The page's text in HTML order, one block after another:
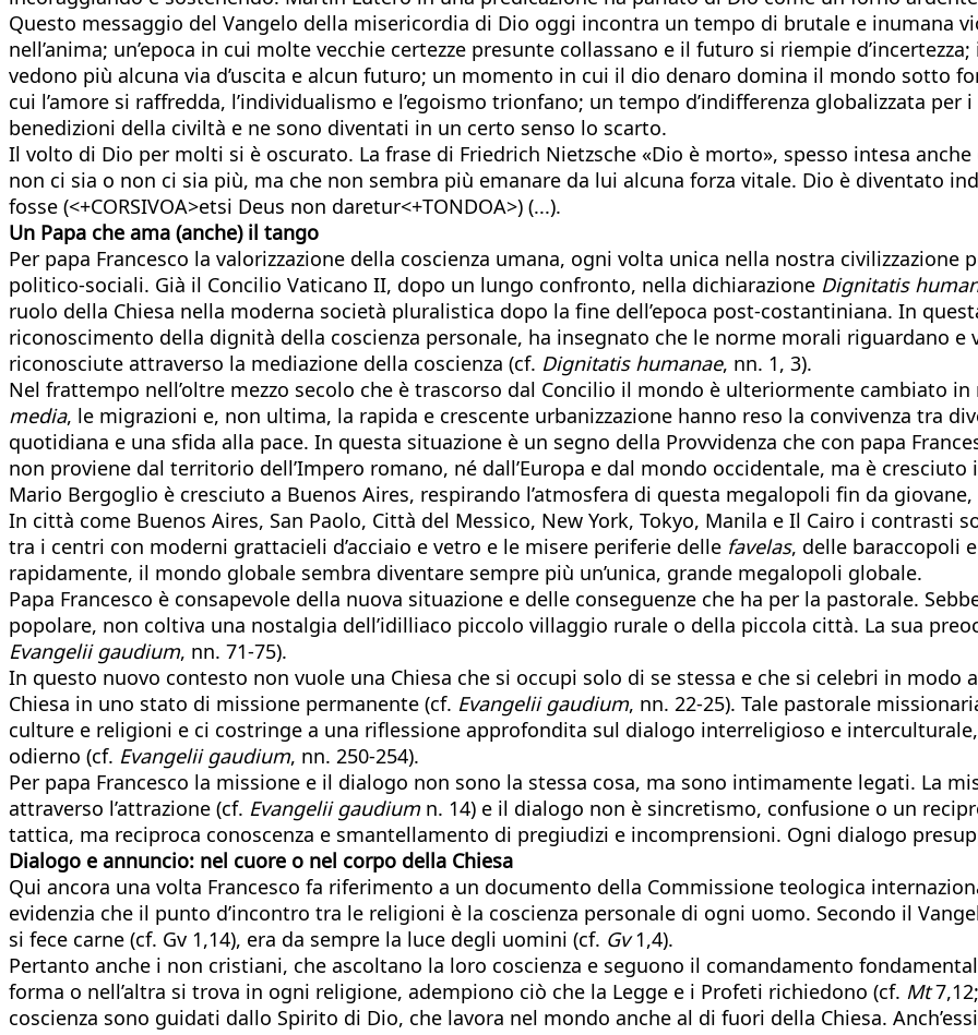
Questo messaggio del Vangelo della misericordia di Dio oggi incontra un tempo di brutale e inumana
nell’anima; un’epoca in cui molte vecchie certezze presunte collassano e il futuro si riempie
vedono più alcuna via d’uscita e alcun futuro; un momento in cui il dio denaro domina il mondo sotto
cui l’amore si raffredda, l’individualismo e l’egoismo trionfano; un tempo d’indifferenza globalizzata
benedizioni della civiltà e ne sono diventati in un certo senso lo scarto.
Il volto di Dio per molti si è oscurato. La frase di Friedrich Nietzsche «Dio è morto», spesso intesa
non ci sia o non ci sia più, ma che non sembra più emanare da lui alcuna forza vitale. Dio è diventato
fosse (<+CORSIVOA>etsi Deus non daretur<+TONDOA>) (...).
Un Papa che ama (anche) il tango
Per papa Francesco la valorizzazione della coscienza umana, ogni volta unica nella nostra
politico-sociali. Già il Concilio Vaticano II, dopo un lungo confronto, nella dichiarazione Dignitatis
ruolo della Chiesa nella moderna società pluralistica dopo la fine dell’epoca post-costantiniana. In
riconoscimento della dignità della coscienza personale, ha insegnato che le norme morali riguardano e
riconosciute attraverso la mediazione della coscienza (cf. Dignitatis humanae, nn. 1, 3).
Nel frattempo nell’oltre mezzo secolo che è trascorso dal Concilio il mondo è ulteriormente cambiato
media, le migrazioni e, non ultima, la rapida e crescente urbanizzazione hanno reso la convivenza tra
quotidiana e una sfida alla pace. In questa situazione è un segno della Provvidenza che con papa
non proviene dal territorio dell’Impero romano, né dall’Europa e dal mondo occidentale, ma è
Mario Bergoglio è cresciuto a Buenos Aires, respirando l’atmosfera di questa megalopoli fin da
In città come Buenos Aires, San Paolo, Città del Messico, New York, Tokyo, Manila e Il Cairo i contrasti
tra i centri con moderni grattacieli d’acciaio e vetro e le misere periferie delle favelas, delle baraccopoli
rapidamente, il mondo globale sembra diventare sempre più un’unica, grande megalopoli globale.
Papa Francesco è consapevole della nuova situazione e delle conseguenze che ha per la pastorale.
popolare, non coltiva una nostalgia dell’idilliaco piccolo villaggio rurale o della piccola città. La sua
Evangelii gaudium, nn. 71-75).
In questo nuovo contesto non vuole una Chiesa che si occupi solo di se stessa e che si celebri in modo
Chiesa in uno stato di missione permanente (cf. Evangelii gaudium, nn. 22-25). Tale pastorale
culture e religioni e ci costringe a una riflessione approfondita sul dialogo interreligioso e
odierno (cf. Evangelii gaudium, nn. 250-254).
Per papa Francesco la missione e il dialogo non sono la stessa cosa, ma sono intimamente legati. La
attraverso l’attrazione (cf. Evangelii gaudiumn. 14) e il dialogo non è sincretismo, confusione o un
tattica, ma reciproca conoscenza e smantellamento di pregiudizi e incomprensioni. Ogni dialogo
Dialogo e annuncio: nel cuore o nel corpo della Chiesa
Qui ancora una volta Francesco fa riferimento a un documento della Commissione teologica
evidenzia che il punto d’incontro tra le religioni è la coscienza personale di ogni uomo. Secondo il
si fece carne (cf. Gv 1,14), era da sempre la luce degli uomini (cf. Gv1,4).
Pertanto anche i non cristiani, che ascoltano la loro coscienza e seguono il comandamento
forma o nell’altra si trova in ogni religione, adempiono ciò che la Legge e i Profeti richiedono (cf. Mt
coscienza sono guidati dallo Spirito di Dio, che lavora nel mondo anche al di fuori della Chiesa.